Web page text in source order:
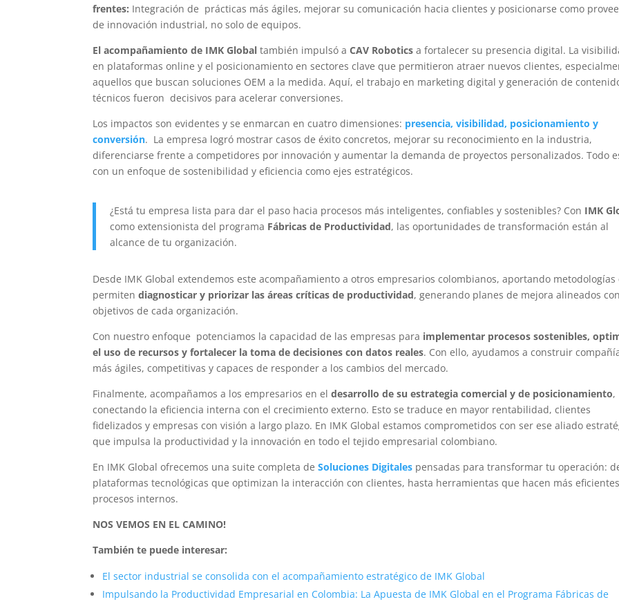
frentes: Integración de prácticas más ágiles, mejorar su comunicación hacia clientes y posicionarse como
de innovación industrial, no solo de equipos.
El acompañamiento de IMK Globaltambién impulsó aCAV Robotics a fortalecer su presencia digital. La
en plataformas online y el posicionamiento en sectores clave que permitieron atraer nuevos clientes,
aquellos que buscan soluciones OEM a la medida. Aquí, el trabajo en marketing digital y generación de
técnicos fueron decisivos para acelerar conversiones.
Los impactos son evidentes y se enmarcan en cuatro dimensiones: presencia, visibilidad, posicionamiento y
conversión. La empresa logró mostrar casos de éxito concretos, mejorar su reconocimiento en la industria,
diferenciarse frente a competidores por innovación y aumentar la demanda de proyectos personalizados. Todo
con un enfoque de sostenibilidad y eficiencia como ejes estratégicos.
¿Está tu empresa lista para dar el paso hacia procesos más inteligentes, confiables y sostenibles? Con IMK
como extensionista del programa Fábricas de Productividad, las oportunidades de transformación están al
alcance de tu organización.
Desde IMK Global extendemos este acompañamiento a otros empresarios colombianos, aportando metodologías
permitendiagnosticar y priorizar las áreas críticas de productividad, generando planes de mejora alineados
objetivos de cada organización.
Con nuestro enfoque potenciamos la capacidad de las empresas para implementar procesos sostenibles,
el uso de recursos y fortalecer la toma de decisiones con datos reales. Con ello, ayudamos a construir
más ágiles, competitivas y capaces de responder a los cambios del mercado.
Finalmente, acompañamos a los empresarios en eldesarrollo de su estrategia comercial y de posicionamiento,
conectando la eficiencia interna con el crecimiento externo. Esto se traduce en mayor rentabilidad, clientes
fidelizados y empresas con visión a largo plazo. En IMK Global estamos comprometidos con ser ese aliado
que impulsa la productividad y la innovación en todo el tejido empresarial colombiano.
En IMK Global ofrecemos una suite completa de Soluciones Digitales pensadas para transformar tu operación:
plataformas tecnológicas que optimizan la interacción con clientes, hasta herramientas que hacen más
procesos internos.
NOS VEMOS EN EL CAMINO!
También te puede interesar:
El sector industrial se consolida con el acompañamiento estratégico de IMK Global
Impulsando la Productividad Empresarial en Colombia: La Apuesta de IMK Global en el Programa Fábricas de